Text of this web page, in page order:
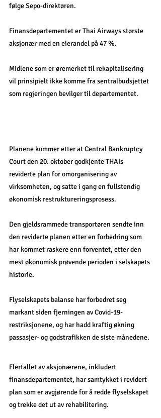
følge Sepo-direktøren.
Finansdepartementet er Thai Airways største
aksjonær med en eierandel på 47 %.
Midlene som er øremerket til rekapitalisering
vil prinsipielt ikke komme fra sentralbudsjettet
som regjeringen bevilger til departementet.
Planene kommer etter at Central Bankruptcy
Court den 20. oktober godkjente THAIs
reviderte plan for omorganisering av
virksomheten, og satte i gang en fullstendig
økonomisk restruktureringsprosess.
Den gjeldsrammede transportøren sendte inn
den reviderte planen etter en forbedring som
har kommet raskere enn forventet, etter den
mest økonomisk prøvende perioden i selskapets
historie.
Flyselskapets balanse har forbedret seg
markant siden fjerningen av Covid-19-
restriksjonene, og har hadd kraftig økning
passasjer- og godstrafikken de siste månedene.
Flertallet av aksjonærene, inkludert
finansdepartementet, har samtykket i revidert
plan som er avgjørende for å redde flyselskapet
og trekke det ut av rehabilitering.